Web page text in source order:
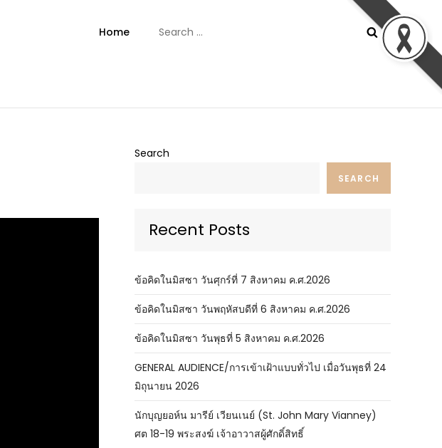
Home
for:
Search
SEARCH
Recent Posts
ข้อคิดในมิสซา วันศุกร์ที่ 7 สิงหาคม ค.ศ.2026
ข้อคิดในมิสซา วันพฤหัสบดีที่ 6 สิงหาคม ค.ศ.2026
ข้อคิดในมิสซา วันพุธที่ 5 สิงหาคม ค.ศ.2026
GENERAL AUDIENCE/การเข้าเฝ้าแบบทั่วไป เมื่อวันพุธที่ 24
มิถุนายน 2026
นักบุญยอห์น มารีย์ เวียนเนย์ (St. John Mary Vianney)
ศต 18-19 พระสงฆ์ เจ้าอาวาสผู้ศักดิ์สิทธิ์